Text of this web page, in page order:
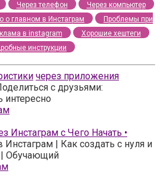
Через телефон
Через компьютер
о главном в Инстаграм
Проблемы при
в instagram
Хорошие хештеги
инструкции
через приложения
с друзьями:
Инстаграм с Чего Начать •
| Как создать с нуля и
| Обучающий